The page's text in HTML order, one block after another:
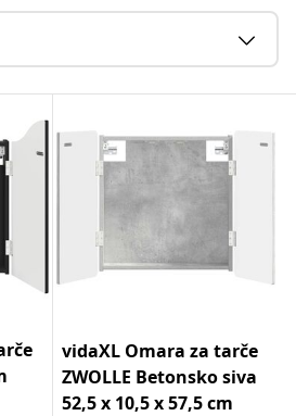
vidaXL Omara za tarče
ZWOLLE Betonsko siva
52,5 x 10,5 x 57,5 cm